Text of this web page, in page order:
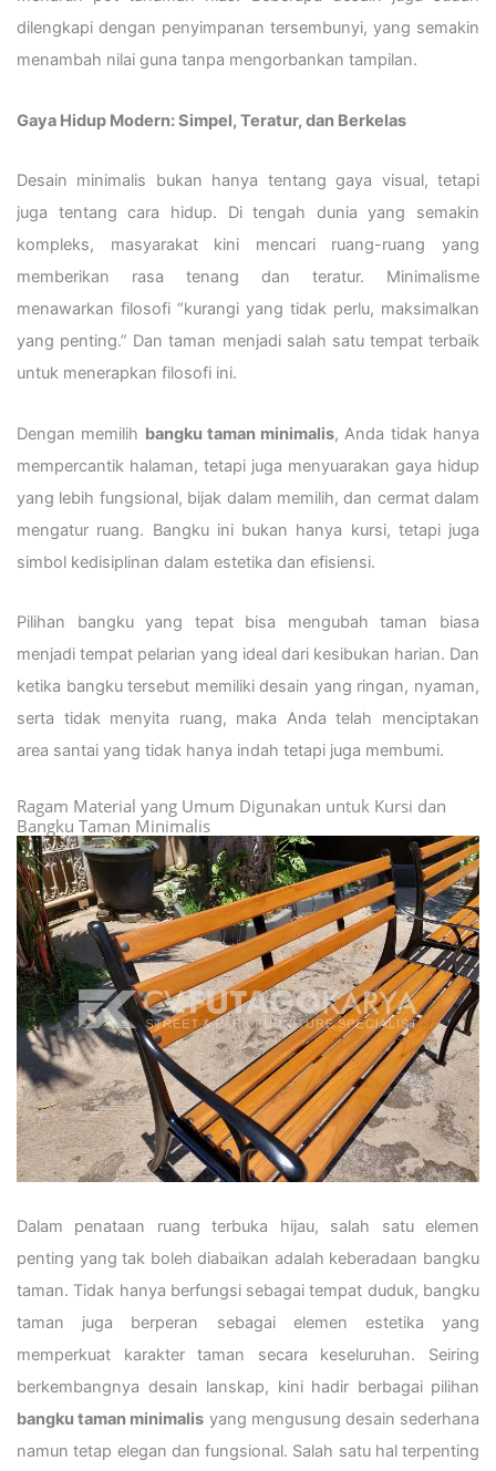
dilengkapi dengan penyimpanan tersembunyi, yang semakin
menambah nilai guna tanpa mengorbankan tampilan.
Gaya Hidup Modern: Simpel, Teratur, dan Berkelas
Desain minimalis bukan hanya tentang gaya visual, tetapi
juga tentang cara hidup. Di tengah dunia yang semakin
kompleks, masyarakat kini mencari ruang-ruang yang
memberikan rasa tenang dan teratur. Minimalisme
menawarkan filosofi “kurangi yang tidak perlu, maksimalkan
yang penting.” Dan taman menjadi salah satu tempat terbaik
untuk menerapkan filosofi ini.
Dengan memilih bangku taman minimalis, Anda tidak hanya
mempercantik halaman, tetapi juga menyuarakan gaya hidup
yang lebih fungsional, bijak dalam memilih, dan cermat dalam
mengatur ruang. Bangku ini bukan hanya kursi, tetapi juga
simbol kedisiplinan dalam estetika dan efisiensi.
Pilihan bangku yang tepat bisa mengubah taman biasa
menjadi tempat pelarian yang ideal dari kesibukan harian. Dan
ketika bangku tersebut memiliki desain yang ringan, nyaman,
serta tidak menyita ruang, maka Anda telah menciptakan
area santai yang tidak hanya indah tetapi juga membumi.
Ragam Material yang Umum Digunakan untuk Kursi dan
Bangku Taman Minimalis
Dalam penataan ruang terbuka hijau, salah satu elemen
penting yang tak boleh diabaikan adalah keberadaan bangku
taman. Tidak hanya berfungsi sebagai tempat duduk, bangku
taman juga berperan sebagai elemen estetika yang
memperkuat karakter taman secara keseluruhan. Seiring
berkembangnya desain lanskap, kini hadir berbagai pilihan
bangku taman minimalis yang mengusung desain sederhana
namun tetap elegan dan fungsional. Salah satu hal terpenting